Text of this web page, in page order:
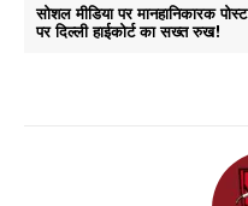
सोशल मीडिया पर मानहानिकारक पोस्ट
पर दिल्ली हाईकोर्ट का सख्त रुख!